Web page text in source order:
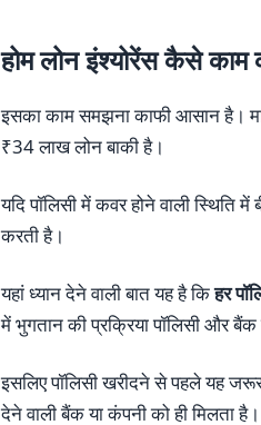
होम लोन इंश्योरेंस कैसे काम
इसका काम समझना काफी आसान है।
₹34 लाख लोन बाकी है।
यदि पॉलिसी में कवर होने वाली स्थिति
करती है।
यहां ध्यान देने वाली बात यह है किहर
में भुगतान की प्रक्रिया पॉलिसी और
इसलिए पॉलिसी खरीदने से पहले यह
देने वाली बैंक या कंपनी को ही मिलता है।